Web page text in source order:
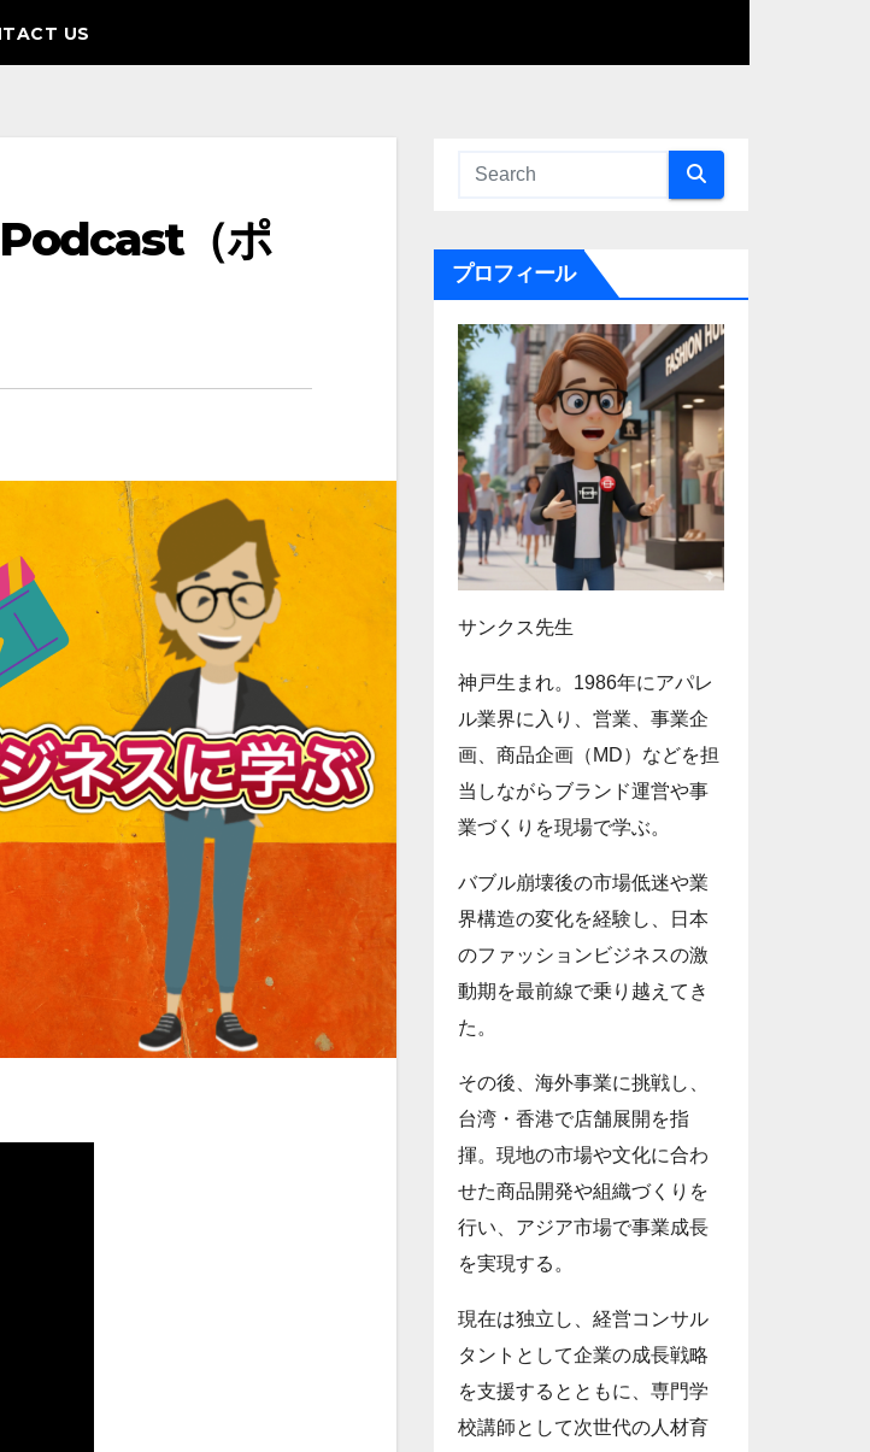
US
Podcast（ポ
プロフィール
サンクス先生
神戸生まれ。1986年にアパレ
ル業界に入り、営業、事業企
画、商品企画（MD）などを担
当しながらブランド運営や事
業づくりを現場で学ぶ。
バブル崩壊後の市場低迷や業
界構造の変化を経験し、日本
のファッションビジネスの激
動期を最前線で乗り越えてき
た。
その後、海外事業に挑戦し、
台湾・香港で店舗展開を指
揮。現地の市場や文化に合わ
せた商品開発や組織づくりを
行い、アジア市場で事業成長
を実現する。
現在は独立し、経営コンサル
タントとして企業の成長戦略
を支援するとともに、専門学
校講師として次世代の人材育